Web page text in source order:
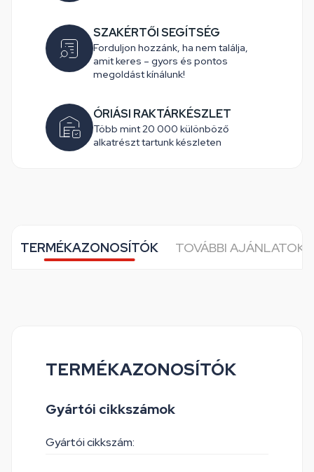
SZAKÉRTŐI SEGÍTSÉG
Forduljon hozzánk, ha nem találja,
amit keres – gyors és pontos
megoldást kínálunk!
ÓRIÁSI RAKTÁRKÉSZLET
Több mint 20 000 különböző
alkatrészt tartunk készleten
TERMÉKAZONOSÍTÓK TOVÁBBI AJÁNLATOK
TERMÉKAZONOSÍTÓK
Gyártói cikkszámok
Gyártói cikkszám: